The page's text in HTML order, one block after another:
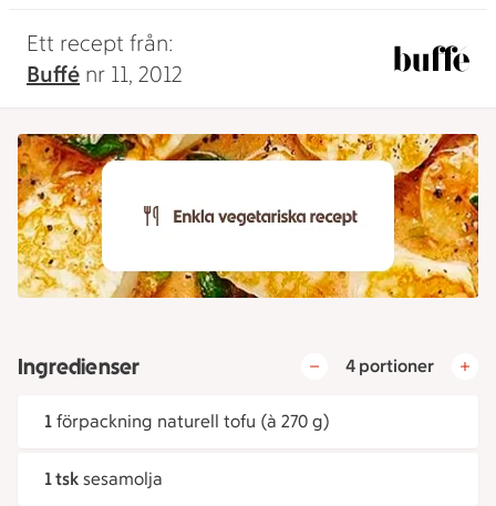
Ett recept från:
Buffé nr 11, 2012
Ingredienser 4 portioner
1 förpackning naturell tofu (à 270 g)
1 tsk sesamolja